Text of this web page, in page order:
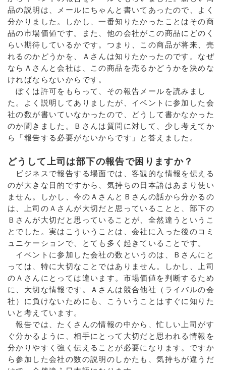
品の説明は、メールにちゃんと書いてあったので、よく
分かりました。しかし、一番知りたかったことはその商
品の市場価値です。また、他の会社がこの商品にどのく
らい期待しているかです。つまり、この商品が将来、売
れるのかどうかを、Ａさんは知りたかったのです。なぜ
ならＡさんと会社は、この商品を売るかどうかを決めな
ければならないからです。
ぼくは許可をもらって、その報告メールを読みまし
た。よく説明してありましたが、イベントに参加した会
社の数が書いていなかったので、どうして書かなかった
のか聞きました。Ｂさんは質問に対して、少し考えてか
ら「報告する必要がないからです」と答えました。
どうして上司は部下の報告で困りますか？
ビジネスで報告する場面では、客観的な情報を伝える
のが大きな目的ですから、気持ちの日本語はあまり使い
ません。しかし、今のＡさんとＢさんの話から分かるの
は、上司のＡさんが大切だと思っていることと、部下の
Ｂさんが大切だと思っていることが、全然違うというこ
とでした。実はこういうことは、会社に入った後のコミ
ュニケーションで、とても多く起きていることです。
イベントに参加した会社の数というのは、Ｂさんにと
っては、特に大切なことではありません。しかし、上司
のＡさんにとっては違います。市場価値を判断するため
に、大切な情報です。Ａさんは競合他社（ライバルの会
社）に負けないためにも、こういうことはすぐに知りた
いと考えています。
報告では、たくさんの情報の中から、忙しい上司がす
ぐ分かるように、相手にとって大切だと思われる情報を
分かりやすく強く伝えることが必要になります。ですか
ら参加した会社の数の説明のしかたも、気持ちが違うだ